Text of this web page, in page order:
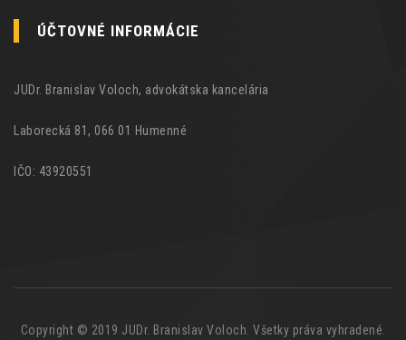
ÚČTOVNÉ INFORMÁCIE
JUDr. Branislav Voloch, advokátska kancelária
Laborecká 81, 066 01 Humenné
IČO: 43920551
Copyright © 2019 JUDr. Branislav Voloch. Všetky práva vyhradené.